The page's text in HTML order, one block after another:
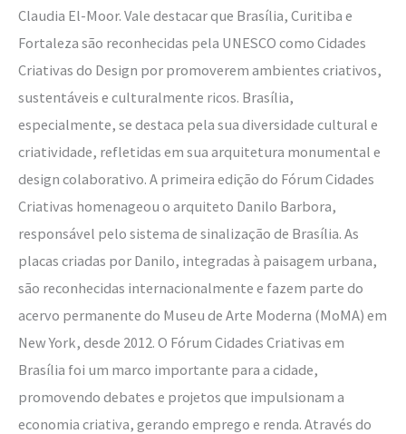
Claudia El-Moor. Vale destacar que Brasília, Curitiba e
Fortaleza são reconhecidas pela UNESCO como Cidades
Criativas do Design por promoverem ambientes criativos,
sustentáveis e culturalmente ricos. Brasília,
especialmente, se destaca pela sua diversidade cultural e
criatividade, refletidas em sua arquitetura monumental e
design colaborativo. A primeira edição do Fórum Cidades
Criativas homenageou o arquiteto Danilo Barbora,
responsável pelo sistema de sinalização de Brasília. As
placas criadas por Danilo, integradas à paisagem urbana,
são reconhecidas internacionalmente e fazem parte do
acervo permanente do Museu de Arte Moderna (MoMA) em
New York, desde 2012. O Fórum Cidades Criativas em
Brasília foi um marco importante para a cidade,
promovendo debates e projetos que impulsionam a
economia criativa, gerando emprego e renda. Através do